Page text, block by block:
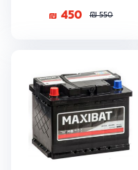
550
₪
450
₪